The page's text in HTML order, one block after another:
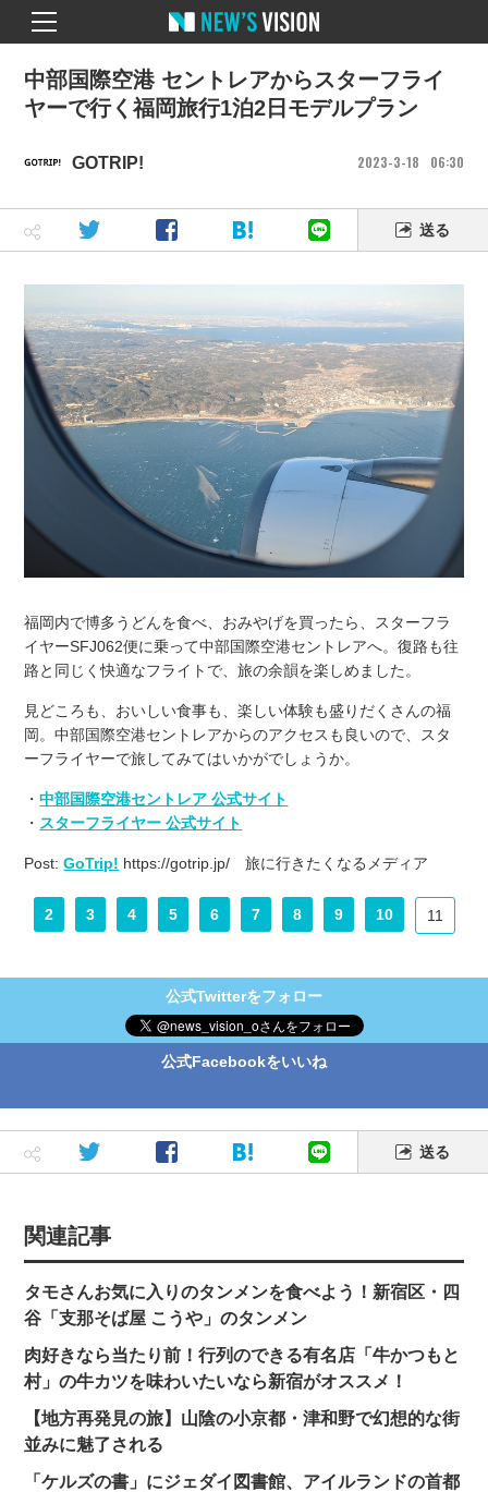
GOTRIP! 2023 3 18 06 30
中部国際空港 セントレアからスターフライ
ヤーで行く福岡旅行1泊2日モデルプラン
送る
福岡内で博多うどんを食べ、おみやげを買ったら、スターフラ
イヤーSFJ062便に乗って中部国際空港セントレアへ。復路も往
路と同じく快適なフライトで、旅の余韻を楽しめました。
見どころも、おいしい食事も、楽しい体験も盛りだくさんの福
岡。中部国際空港セントレアからのアクセスも良いので、スタ
ーフライヤーで旅してみてはいかがでしょうか。
・中部国際空港セントレア 公式サイト
・ スターフライヤー 公式サイト
Post:GoTrip! https://gotrip.jp/ 旅に行きたくなるメディア
2 3 4 5 6 7 8 9 10 11
公式Twitterをフォロー
公式Facebookをいいね
送る
関連記事
タモさんお気に入りのタンメンを食べよう！新宿区・四
谷「支那そば屋 こうや」のタンメン
肉好きなら当たり前！行列のできる有名店「牛かつもと
村」の牛カツを味わいたいなら新宿がオススメ！
【地方再発見の旅】山陰の小京都・津和野で幻想的な街
並みに魅了される
「ケルズの書」にジェダイ図書館、アイルランドの首都